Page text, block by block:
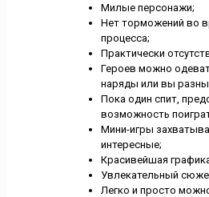
Милые персонажи;
Нет торможений во
процесса;
Практически
Героев можно
наряды или вы
Пока один спит,
возможность
Мини-игры
интересные;
Красивейшая
Увлекательный
Легко и просто